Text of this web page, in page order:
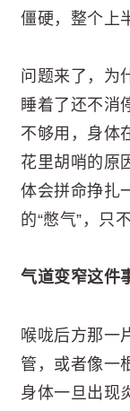
僵硬，整个上
问题来了，为
睡着了还不消
不够用，身体
花里胡哨的原
体会拼命挣扎
的“憋气”，只
气道变窄这件
喉咙后方那一
管，或者像一
身体一旦出现